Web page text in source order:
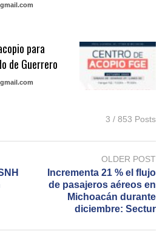
para
de Guerrero
3 / 853 Posts
OLDER POST
Incrementa 21 % el flujo
de pasajeros aéreos en
Michoacán durante
diciembre: Sectur